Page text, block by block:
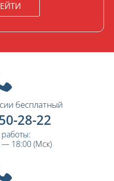
бесплатный
28-22
18:00 (Мск)